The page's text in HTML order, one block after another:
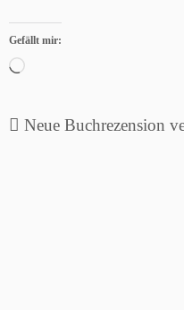
Gefällt mir:
Wird
Neue Buchrezension